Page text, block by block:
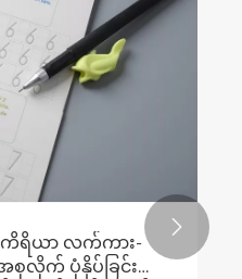
းကိရိယာ လက်ကား-
စုလိုက် ပုံနှိပ်ခြင်း
